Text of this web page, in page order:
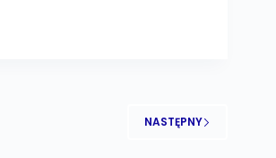
NASTĘPNY